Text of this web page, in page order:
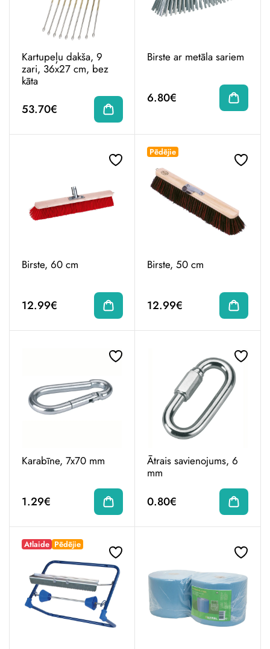
Kartupeļu dakša, 9
zari, 36x27 cm, bez
kāta
53.70€
Birste ar metāla sariem
6.80€
Birste, 60 cm
12.99€
Pēdējie
Birste, 50 cm
12.99€
Karabīne, 7x70 mm
1.29€
Ātrais savienojums, 6
mm
0.80€
Atlaide Pēdējie